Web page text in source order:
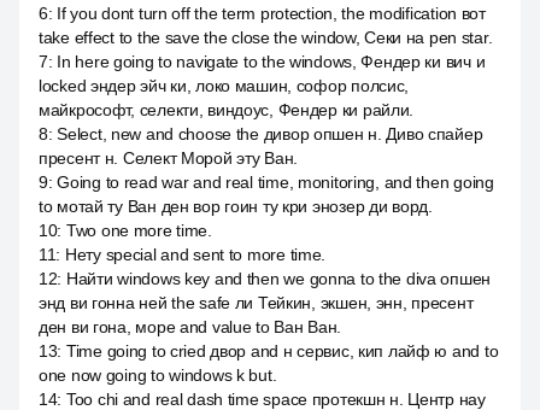
6: If you dont turn off the term protection, the modification вот
take effect to the save the close the window, Секи на pen star.
7: In here going to navigate to the windows, Фендер ки вич и
locked эндер эйч ки, локо машин, софор полсис,
майкрософт, селекти, виндоус, Фендер ки райли.
8:Select, new and choose the дивор опшен н. Диво спайер
пресент н. Селект Морой эту Ван.
9:Going to read war and real time, monitoring, and then going
to мотай ту Ван ден вор гоин ту кри энозер ди ворд.
10: Two one more time.
11: Нету special and sent to more time.
12: Найти windows key and then we gonna to the diva опшен
энд ви гонна ней the safe ли Тейкин, экшен, энн, пресент
ден ви гона, море and value to Ван Ван.
13: Time going to cried двор and н сервис, кип лайф ю and to
one now going to windows k but.
14: Too chi and real dash time space протекшн н. Центр нау